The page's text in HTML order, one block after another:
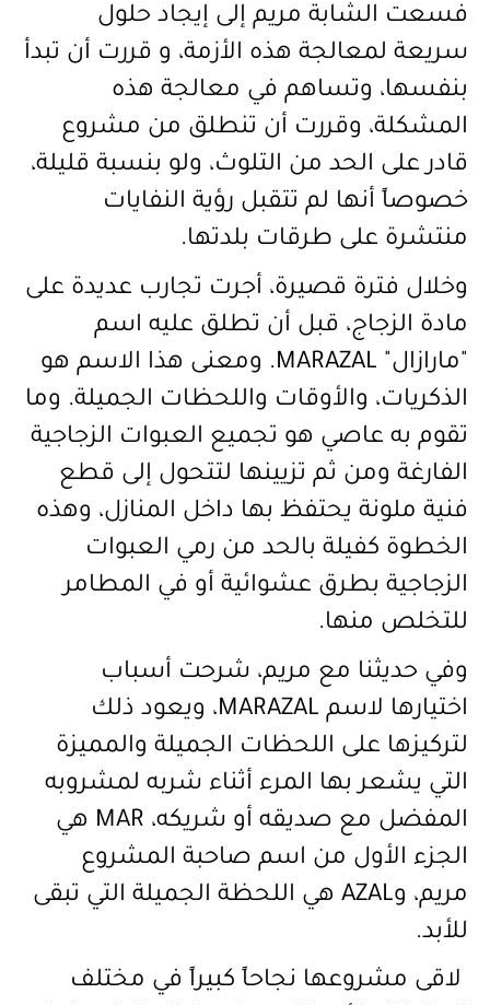
فسعت الشابة مريم إلى إيجاد حلول
سريعة لمعالجة هذه الأزمة، و قررت أن تبدأ
بنفسها، وتساهم في معالجة هذه
المشكلة، وقررت أن تنطلق من مشروع
قادر على الحد من التلوث، ولو بنسبة قليلة،
خصوصاً أنها لم تتقبل رؤية النفايات
منتشرة على طرقات بلدتها.
وخلال فترة قصيرة، أجرت تجارب عديدة على
مادة الزجاج، قبل أن تطلق عليه اسم
"مارازال" MARAZAL. ومعنى هذا الاسم هو
الذكريات، والأوقات واللحظات الجميلة. وما
تقوم به عاصي هو تجميع العبوات الزجاجية
الفارغة ومن ثم تزيينها لتتحول إلى قطع
فنية ملونة يحتفظ بها داخل المنازل، وهذه
الخطوة كفيلة بالحد من رمي العبوات
الزجاجية بطرق عشوائية أو في المطامر
للتخلص منها.
وفي حديثنا مع مريم، شرحت أسباب
اختيارها لاسم MARAZAL، ويعود ذلك
لتركيزها على اللحظات الجميلة والمميزة
التي يشعر بها المرء أثناء شربه لمشروبه
المفضل مع صديقه أو شريكه، MAR هي
الجزء الأول من اسم صاحبة المشروع
مريم، وAZAL هي اللحظة الجميلة التي تبقى
للأبد.
لاقى مشروعها نجاحاً كبيراً في مختلف